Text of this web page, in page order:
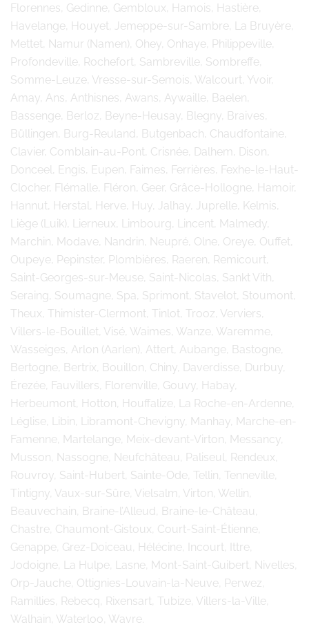
Florennes, Gedinne, Gembloux, Hamois, Hastière,
Havelange, Houyet, Jemeppe-sur-Sambre, La Bruyère,
Mettet, Namur (Namen), Ohey, Onhaye, Philippeville,
Profondeville, Rochefort, Sambreville, Sombreffe,
Somme-Leuze, Vresse-sur-Semois, Walcourt, Yvoir,
Amay, Ans, Anthisnes, Awans, Aywaille, Baelen,
Bassenge, Berloz, Beyne-Heusay, Blegny, Braives,
Büllingen, Burg-Reuland, Butgenbach, Chaudfontaine,
Clavier, Comblain-au-Pont, Crisnée, Dalhem, Dison,
Donceel, Engis, Eupen, Faimes, Ferrières, Fexhe-le-Haut-
Clocher, Flémalle, Fléron, Geer, Grâce-Hollogne, Hamoir,
Hannut, Herstal, Herve, Huy, Jalhay, Juprelle, Kelmis,
Liège (Luik), Lierneux, Limbourg, Lincent, Malmedy,
Marchin, Modave, Nandrin, Neupré, Olne, Oreye, Ouffet,
Oupeye, Pepinster, Plombières, Raeren, Remicourt,
Saint-Georges-sur-Meuse, Saint-Nicolas, Sankt Vith,
Seraing, Soumagne, Spa, Sprimont, Stavelot, Stoumont,
Theux, Thimister-Clermont, Tinlot, Trooz, Verviers,
Villers-le-Bouillet, Visé, Waimes, Wanze, Waremme,
Wasseiges, Arlon (Aarlen), Attert, Aubange, Bastogne,
Bertogne, Bertrix, Bouillon, Chiny, Daverdisse, Durbuy,
Érezée, Fauvillers, Florenville, Gouvy, Habay,
Herbeumont, Hotton, Houffalize, La Roche-en-Ardenne,
Léglise, Libin, Libramont-Chevigny, Manhay, Marche-en-
Famenne, Martelange, Meix-devant-Virton, Messancy,
Musson, Nassogne, Neufchâteau, Paliseul, Rendeux,
Rouvroy, Saint-Hubert, Sainte-Ode, Tellin, Tenneville,
Tintigny, Vaux-sur-Sûre, Vielsalm, Virton, Wellin,
Beauvechain, Braine-l’Alleud, Braine-le-Château,
Chastre, Chaumont-Gistoux, Court-Saint-Étienne,
Genappe, Grez-Doiceau, Hélécine, Incourt, Ittre,
Jodoigne, La Hulpe, Lasne, Mont-Saint-Guibert, Nivelles,
Orp-Jauche, Ottignies-Louvain-la-Neuve, Perwez,
Ramillies, Rebecq, Rixensart, Tubize, Villers-la-Ville,
Walhain, Waterloo, Wavre.